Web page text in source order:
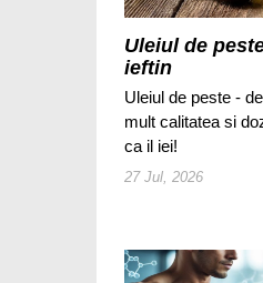
Uleiul de
ieftin
Uleiul de peste -
mult calitatea si
ca il iei!
27 Jul, 2026